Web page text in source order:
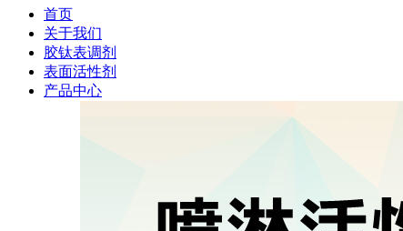
首页
关于我们
胶钛表调剂
表面活性剂
产品中心